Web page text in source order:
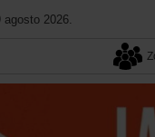
agosto 2026.